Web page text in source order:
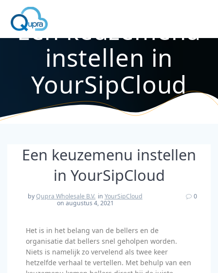
Een keuzemenu
instellen in
YourSipCloud
Een keuzemenu instellen
in YourSipCloud
byQupra Wholesale B.V. in YourSipCloud
on augustus 4, 2021
0
Het is in het belang van de bellers en de
organisatie dat bellers snel geholpen worden.
Niets is namelijk zo vervelend als twee keer
hetzelfde verhaal te vertellen. Met behulp van een